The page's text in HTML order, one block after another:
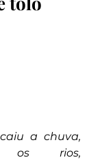
a chuva,
os rios,